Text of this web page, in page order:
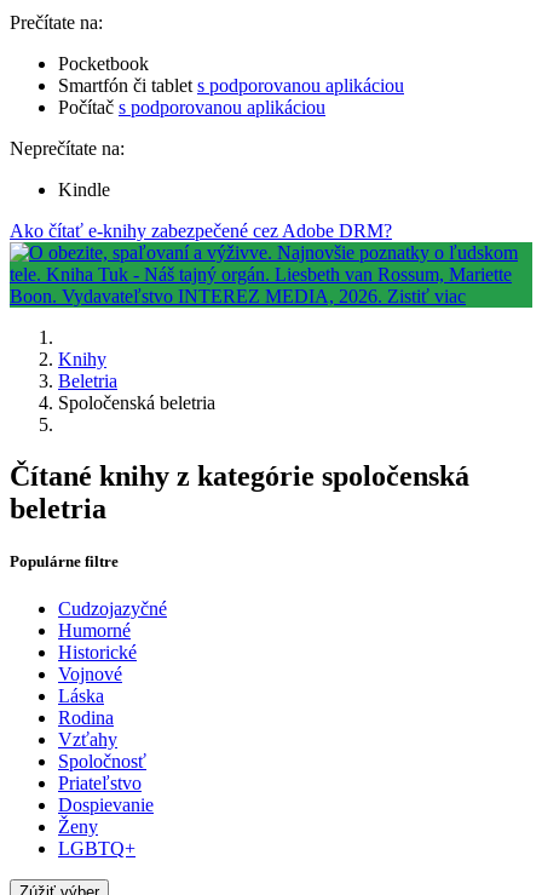
Prečítate na:
Pocketbook
Smartfón či tablet s podporovanou aplikáciou
Počítač s podporovanou aplikáciou
Neprečítate na:
Kindle
Ako čítať e-knihy zabezpečené cez Adobe DRM?
Knihy
Beletria
Spoločenská beletria
Čítané knihy z kategórie spoločenská
beletria
Populárne filtre
Cudzojazyčné
Humorné
Historické
Vojnové
Láska
Rodina
Vzťahy
Spoločnosť
Priateľstvo
Dospievanie
Ženy
LGBTQ+